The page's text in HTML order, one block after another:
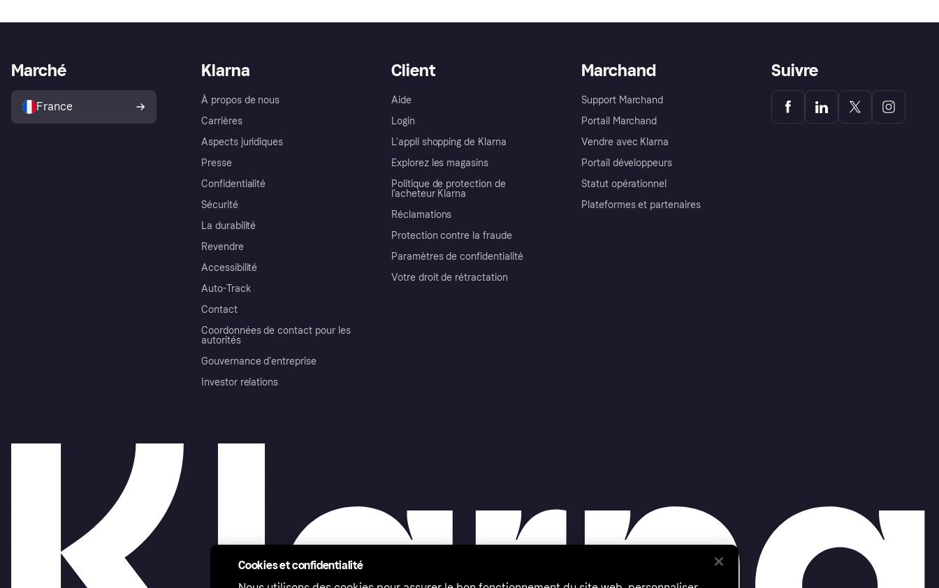
Klarna
À propos de nous
Carrières
Aspects juridiques
Presse
Confidentialité
Sécurité
La durabilité
Revendre
Accessibilité
Auto-Track
Contact
Coordonnées de contact pour les
autorités
Gouvernance d’entreprise
Investor relations
Client
Aide
Login
L'appli shopping de Klarna
Explorez les magasins
Politique de protection de
l’acheteur Klarna
Réclamations
Protection contre la fraude
Paramètres de confidentialité
Votre droit de rétractation
Marchand
Support Marchand
Portail Marchand
Vendre avec Klarna
Portail développeurs
Statut opérationnel
Plateformes et partenaires
Marché
France
Suivre
Cookies et confidentialité